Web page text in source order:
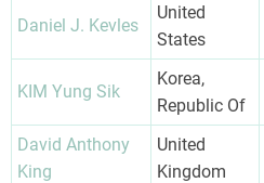
Daniel J. Kevles
United
States
KIM Yung Sik
Korea,
Republic Of
David Anthony
King
United
Kingdom